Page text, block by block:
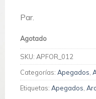
Par.
Agotado
SKU: APFOR_012
Categorías: Apegados,
Etiquetas: Apegados,